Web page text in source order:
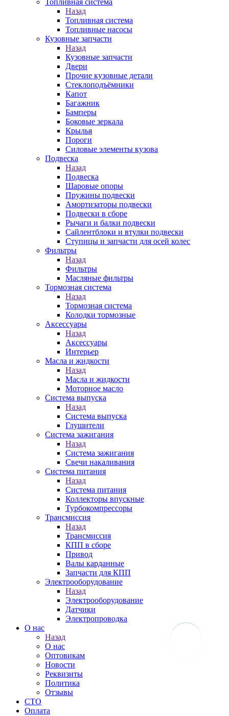
Топливная система
Назад
Топливная система
Топливные насосы
Кузовные запчасти
Назад
Кузовные запчасти
Двери
Прочие кузовные детали
Стеклоподъёмники
Капот
Багажник
Бамперы
Боковые зеркала
Крылья
Пороги
Силовые элементы кузова
Подвеска
Назад
Подвеска
Шаровые опоры
Пружины подвески
Амортизаторы подвески
Подвески в сборе
Рычаги и балки подвески
Сайлентблоки и втулки подвески
Ступицы и запчасти для осей колес
Фильтры
Назад
Фильтры
Масляные фильтры
Тормозная система
Назад
Тормозная система
Колодки тормозные
Аксессуары
Назад
Аксессуары
Интерьер
Масла и жидкости
Назад
Масла и жидкости
Моторное масло
Система выпуска
Назад
Система выпуска
Глушители
Система зажигания
Назад
Система зажигания
Свечи накаливания
Система питания
Назад
Система питания
Коллекторы впускные
Турбокомпрессоры
Трансмиссия
Назад
Трансмиссия
КПП в сборе
Привод
Валы карданные
Запчасти для КПП
Электрооборудование
Назад
Электрооборудование
Датчики
Электропроводка
О нас
Назад
О нас
Оптовикам
Новости
Реквизиты
Политика
Отзывы
СТО
Оплата